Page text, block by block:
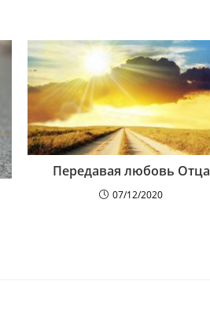
Передавая любовь Отца
07/12/2020